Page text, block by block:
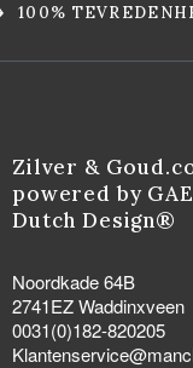
100%
Zilver &
powered by
Dutch Design®
Noordkade 64B
2741EZ Waddinxveen
0031(0)182-820205